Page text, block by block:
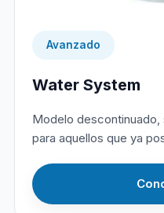
Avanzado
Water System
Modelo
para aquellos que ya